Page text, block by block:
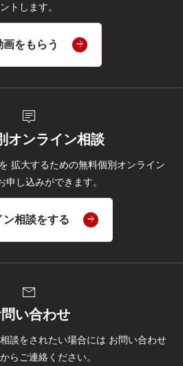
ントします。
画をもらう
tooltip_2
オンライン相談
拡大するための無料個別オンライン
申し込みができます。
ン相談をする
mail
い合わせ
談をされたい場合には お問い合わせ
らご連絡ください。